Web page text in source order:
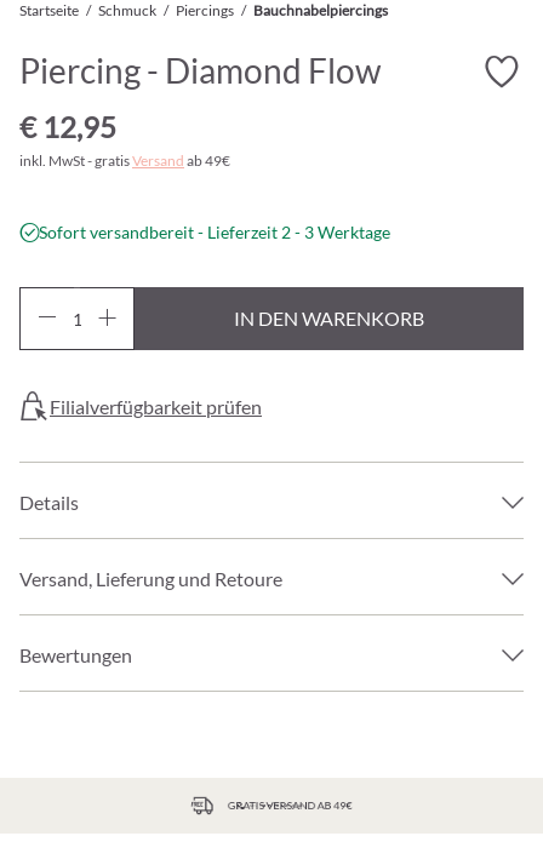
Startseite / Schmuck / Piercings / Bauchnabelpiercings
Piercing - Diamond Flow
€ 12,95
inkl. MwSt - gratisVersand ab 49€
Sofort versandbereit - Lieferzeit 2 - 3 Werktage
IN DEN WARENKORB
Filialverfügbarkeit prüfen
Details
Versand, Lieferung und Retoure
Bewertungen
GRATIS VERSAND AB 49€